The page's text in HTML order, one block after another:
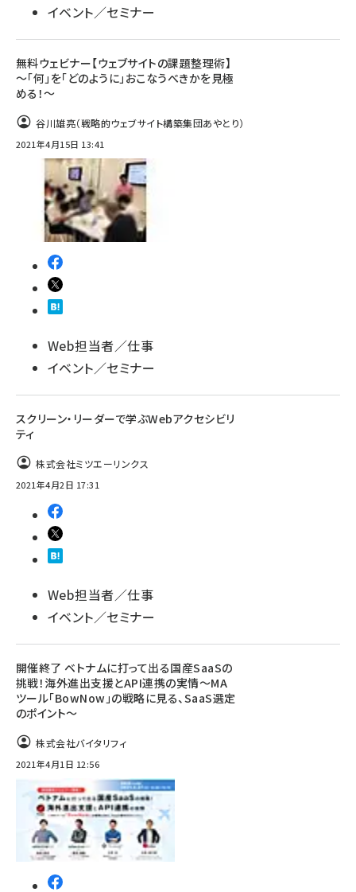
イベント／セミナー
無料ウェビナー【ウェブサイトの課題整理術】
～「何」を「どのように」おこなうべきかを見極
める！～
谷川雄亮（戦略的ウェブサイト構築集団あやとり）
2021年4月15日 13:41
Web担当者／仕事
イベント／セミナー
スクリーン・リーダーで学ぶWebアクセシビリ
ティ
株式会社ミツエーリンクス
2021年4月2日 17:31
Web担当者／仕事
イベント／セミナー
開催終了 ベトナムに打って出る国産SaaSの
挑戦！海外進出支援とAPI連携の実情～MA
ツール「BowNow」の戦略に見る、SaaS選定
のポイント～
株式会社バイタリフィ
2021年4月1日 12:56